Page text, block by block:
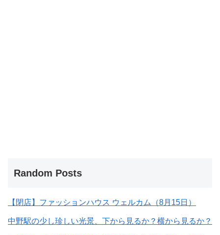
Random Posts
【閉店】ファッションハウス ウェルカム（8月15日）
中野駅の少し珍しい光景、下から見るか？横から見るか？